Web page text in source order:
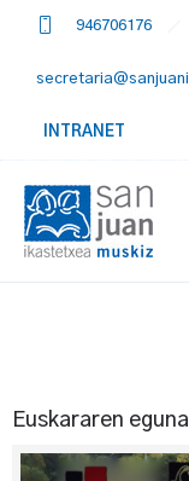
946706176
INTRANET
Euskararen